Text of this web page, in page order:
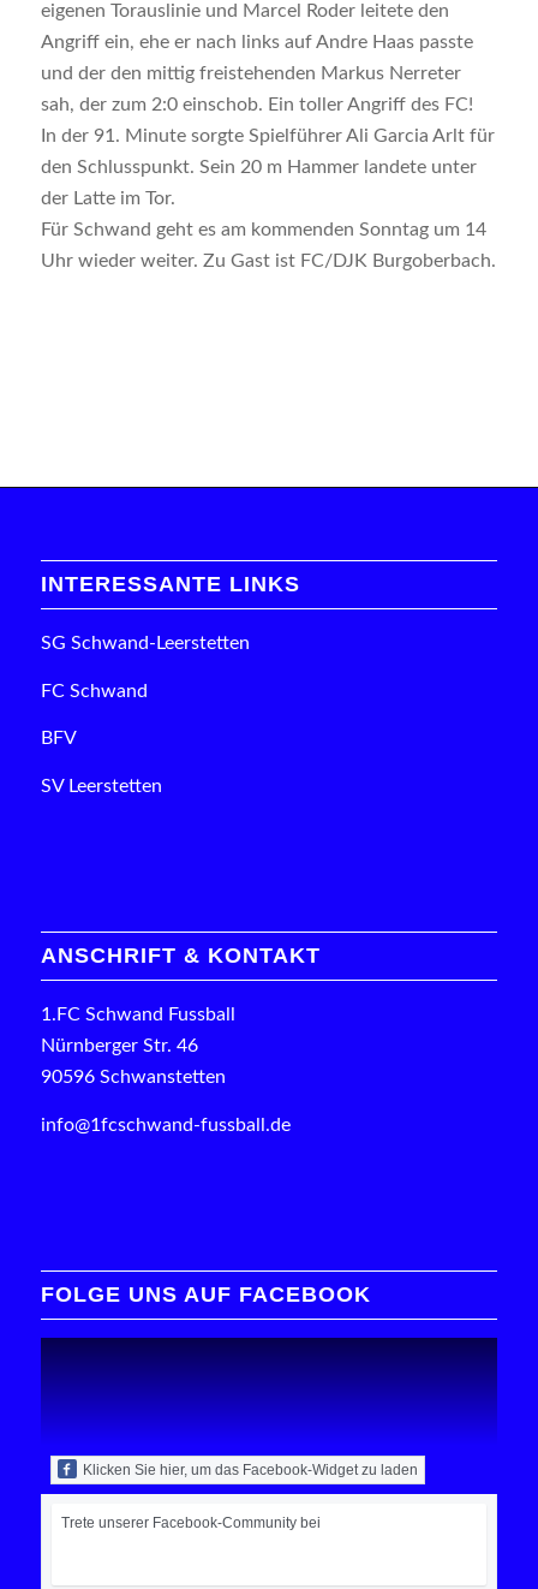
eigenen Torauslinie und Marcel Roder leitete den
Angriff ein, ehe er nach links auf Andre Haas passte
und der den mittig freistehenden Markus Nerreter
sah, der zum 2:0 einschob. Ein toller Angriff des FC!
In der 91. Minute sorgte Spielführer Ali Garcia Arlt für
den Schlusspunkt. Sein 20 m Hammer landete unter
der Latte im Tor.
Für Schwand geht es am kommenden Sonntag um 14
Uhr wieder weiter. Zu Gast ist FC/DJK Burgoberbach.
INTERESSANTE LINKS
SG Schwand-Leerstetten
FC Schwand
BFV
SV Leerstetten
ANSCHRIFT & KONTAKT
1.FC Schwand Fussball
Nürnberger Str. 46
90596 Schwanstetten
info@1fcschwand-fussball.de
FOLGE UNS AUF FACEBOOK
Klicken Sie hier, um das Facebook-Widget zu laden
Trete unserer Facebook-Community bei